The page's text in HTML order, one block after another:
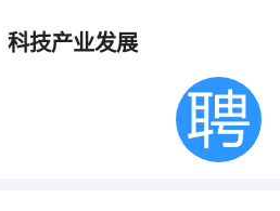
科技产业发展